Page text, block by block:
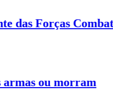
Forças
ou morram